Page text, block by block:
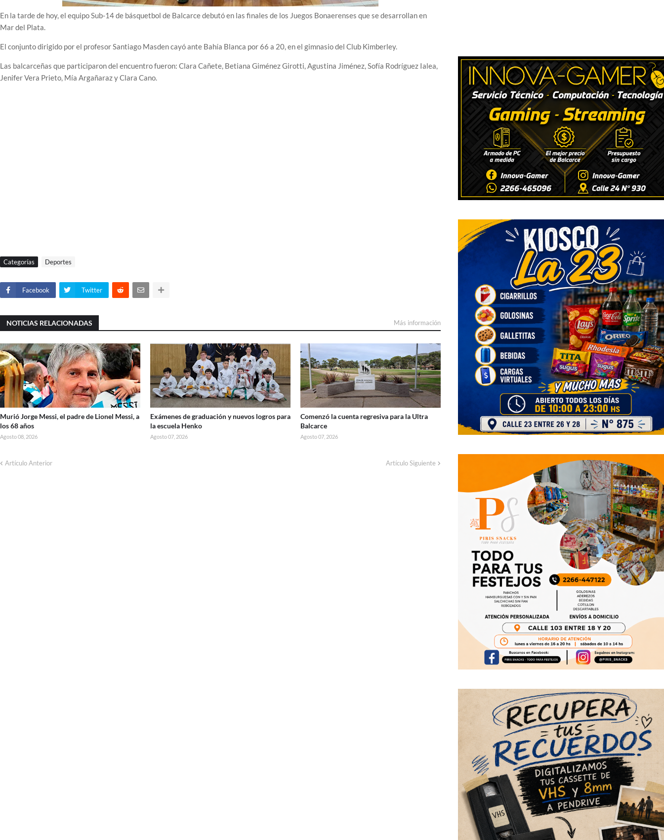
En la tarde de hoy, el equipo Sub-14 de básquetbol de Balcarce debutó en las finales de los Juegos Bonaerenses que se desarrollan en
Mar del Plata.
El conjunto dirigido por el profesor Santiago Masden cayó ante Bahía Blanca por 66 a 20, en el gimnasio del Club Kimberley.
Las balcarceñas que participaron del encuentro fueron: Clara Cañete, Betiana Giménez Girotti, Agustina Jiménez, Sofía Rodríguez Ialea,
Jenifer Vera Prieto, Mía Argañaraz y Clara Cano.
Categorías Deportes
Facebook Twitter
NOTICIAS RELACIONADAS Más información
Murió Jorge Messi, el padre de Lionel Messi, a
los 68 años
Agosto 08, 2026
Exámenes de graduación y nuevos logros para
la escuela Henko
Agosto 07, 2026
Comenzó la cuenta regresiva para la Ultra
Balcarce
Agosto 07, 2026
Artículo Anterior Artículo Siguiente